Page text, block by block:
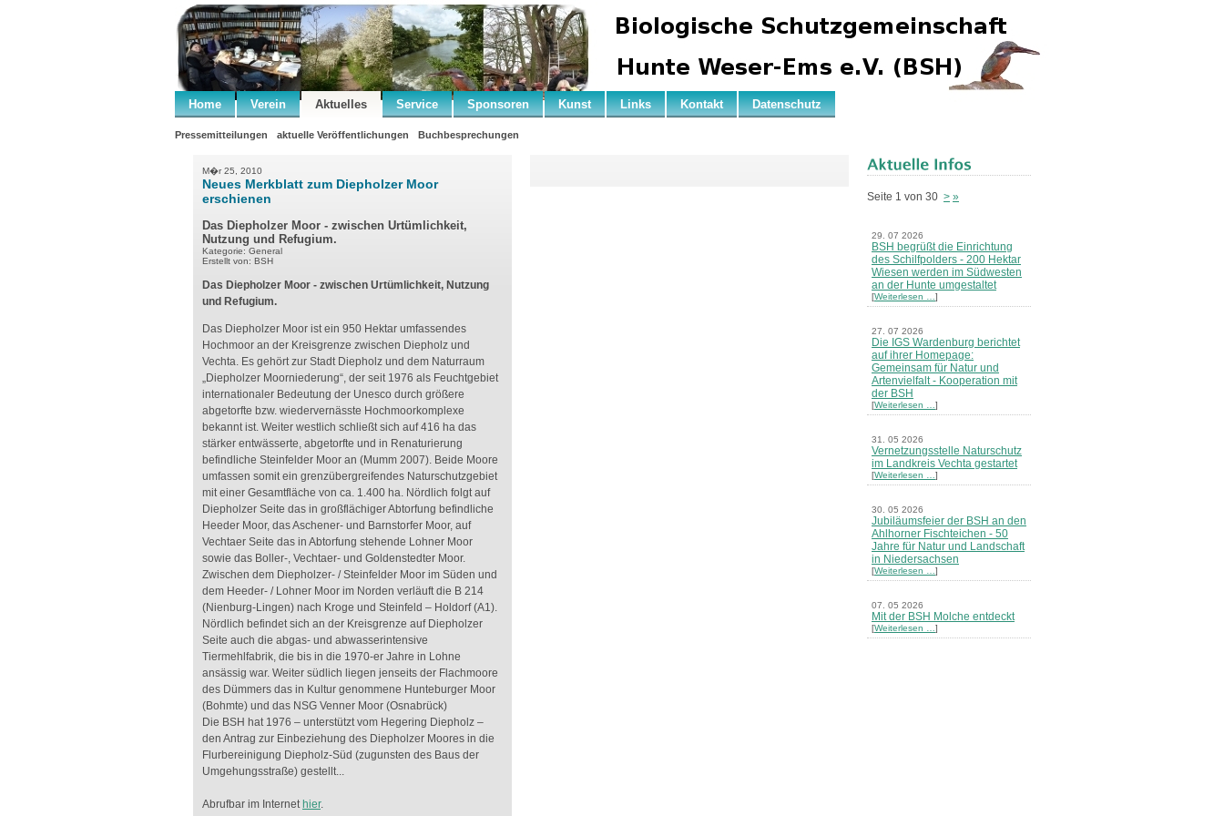
Home Verein Aktuelles Service Sponsoren Kunst Links Kontakt Datenschutz
Pressemitteilungen aktuelle Veröffentlichungen Buchbesprechungen
M�r 25, 2010
Neues Merkblatt zum Diepholzer Moor
erschienen
Das Diepholzer Moor - zwischen Urtümlichkeit,
Nutzung und Refugium.
Kategorie: General
Erstellt von: BSH
Das Diepholzer Moor - zwischen Urtümlichkeit, Nutzung
und Refugium.
Das Diepholzer Moor ist ein 950 Hektar umfassendes
Hochmoor an der Kreisgrenze zwischen Diepholz und
Vechta. Es gehört zur Stadt Diepholz und dem Naturraum
„Diepholzer Moorniederung“, der seit 1976 als Feuchtgebiet
internationaler Bedeutung der Unesco durch größere
abgetorfte bzw. wiedervernässte Hochmoorkomplexe
bekannt ist. Weiter westlich schließt sich auf 416 ha das
stärker entwässerte, abgetorfte und in Renaturierung
befindliche Steinfelder Moor an (Mumm 2007). Beide Moore
umfassen somit ein grenzübergreifendes Naturschutzgebiet
mit einer Gesamtfläche von ca. 1.400 ha. Nördlich folgt auf
Diepholzer Seite das in großflächiger Abtorfung befindliche
Heeder Moor, das Aschener- und Barnstorfer Moor, auf
Vechtaer Seite das in Abtorfung stehende Lohner Moor
sowie das Boller-, Vechtaer- und Goldenstedter Moor.
Zwischen dem Diepholzer- / Steinfelder Moor im Süden und
dem Heeder- / Lohner Moor im Norden verläuft die B 214
(Nienburg-Lingen) nach Kroge und Steinfeld – Holdorf (A1).
Nördlich befindet sich an der Kreisgrenze auf Diepholzer
Seite auch die abgas- und abwasserintensive
Tiermehlfabrik, die bis in die 1970-er Jahre in Lohne
ansässig war. Weiter südlich liegen jenseits der Flachmoore
des Dümmers das in Kultur genommene Hunteburger Moor
(Bohmte) und das NSG Venner Moor (Osnabrück)
Die BSH hat 1976 – unterstützt vom Hegering Diepholz –
den Antrag zur Einbeziehung des Diepholzer Moores in die
Flurbereinigung Diepholz-Süd (zugunsten des Baus der
Umgehungsstraße) gestellt...
Abrufbar im Internet hier.
Seite 1 von 30 > »
29. 07 2026
BSH begrüßt die Einrichtung
des Schilfpolders - 200 Hektar
Wiesen werden im Südwesten
an der Hunte umgestaltet
[Weiterlesen … ]
27. 07 2026
Die IGS Wardenburg berichtet
auf ihrer Homepage:
Gemeinsam für Natur und
Artenvielfalt - Kooperation mit
der BSH
[Weiterlesen … ]
31. 05 2026
Vernetzungsstelle Naturschutz
im Landkreis Vechta gestartet
[Weiterlesen … ]
30. 05 2026
Jubiläumsfeier der BSH an den
Ahlhorner Fischteichen - 50
Jahre für Natur und Landschaft
in Niedersachsen
[Weiterlesen … ]
07. 05 2026
Mit der BSH Molche entdeckt
[Weiterlesen … ]